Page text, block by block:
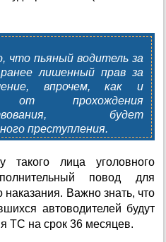
что пьяный водитель за
лишенный прав за
впрочем, как и
от прохождения
будет
преступления.
лица уголовного
повод для
Важно знать, что
автоводителей будут
ТС на срок 36 месяцев.